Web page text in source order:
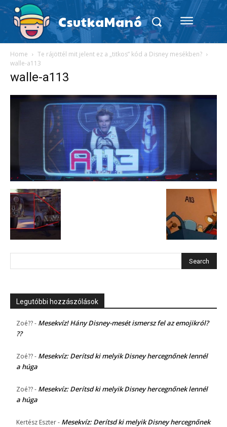
CsutkaManó
Home
Te rájöttél mit jelent ez a „titkos” kód a Disney mesékben?
walle-a113
walle-a113
Legutóbbi hozzászólások
Zoé??- Mesekvíz! Hány Disney-mesét ismersz fel az emojikról?
??
Zoé??- Mesekvíz: Derítsd ki melyik Disney hercegnőnek lennél
a húga
Zoé??- Mesekvíz: Derítsd ki melyik Disney hercegnőnek lennél
a húga
Kertész Eszter- Mesekvíz: Derítsd ki melyik Disney hercegnőnek